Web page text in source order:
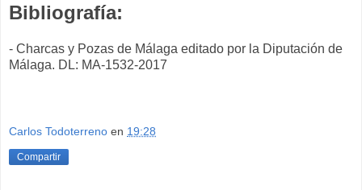
Bibliografía:
- Charcas y Pozas de Málaga editado por la Diputación de
Málaga. DL: MA-1532-2017
Carlos Todoterreno en 19:28
Compartir